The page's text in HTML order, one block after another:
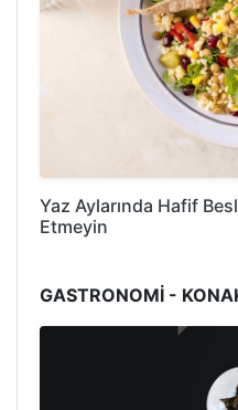
Yaz Aylarında Hafif
Etmeyin
GASTRONOMİ -